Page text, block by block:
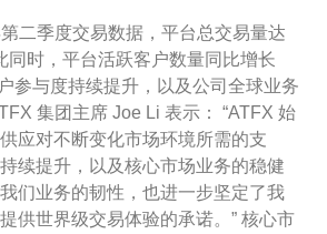
二季度交易数据，平台总交易量达
同时，平台活跃客户数量同比增长
参与度持续提升，以及公司全球业务
集团主席 Joe Li 表示： “ATFX 始
应对不断变化市场环境所需的支
续提升，以及核心市场业务的稳健
们业务的韧性，也进一步坚定了我
供世界级交易体验的承诺。” 核心市